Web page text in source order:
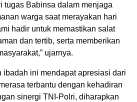
tugas Babinsa dalam menjaga
warga saat merayakan hari
hadir untuk memastikan salat
dan tertib, serta memberikan
ujarnya.
ibadah ini mendapat apresiasi dari
terbantu dengan kehadiran
sinergi TNI-Polri, diharapkan